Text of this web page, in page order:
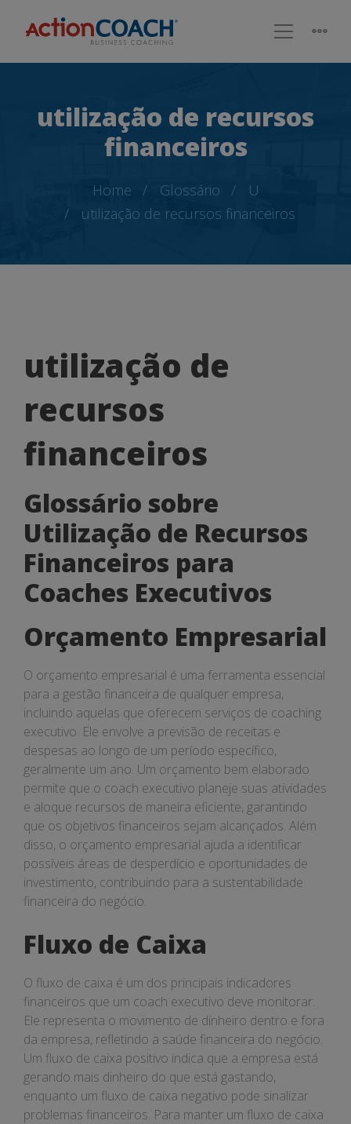
utilização de recursos
financeiros
Home Glossário
U
utilização de recursos financeiros
utilização
de
recursos
financeiros
utilização de
recursos
financeiros
Glossário sobre
Utilização de Recursos
Financeiros para
Coaches Executivos
Orçamento Empresarial
O orçamento empresarial é uma ferramenta essencial
para a gestão financeira de qualquer empresa,
incluindo aquelas que oferecem serviços de coaching
executivo. Ele envolve a previsão de receitas e
despesas ao longo de um período específico,
geralmente um ano. Um orçamento bem elaborado
permite que o coach executivo planeje suas atividades
e aloque recursos de maneira eficiente, garantindo
que os objetivos financeiros sejam alcançados. Além
disso, o orçamento empresarial ajuda a identificar
possíveis áreas de desperdício e oportunidades de
investimento, contribuindo para a sustentabilidade
financeira do negócio.
Fluxo de Caixa
O fluxo de caixa é um dos principais indicadores
financeiros que um coach executivo deve monitorar.
Ele representa o movimento de dinheiro dentro e fora
da empresa, refletindo a saúde financeira do negócio.
Um fluxo de caixa positivo indica que a empresa está
gerando mais dinheiro do que está gastando,
enquanto um fluxo de caixa negativo pode sinalizar
problemas financeiros. Para manter um fluxo de caixa